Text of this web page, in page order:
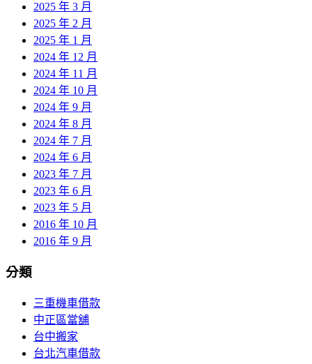
2025 年 3 月
2025 年 2 月
2025 年 1 月
2024 年 12 月
2024 年 11 月
2024 年 10 月
2024 年 9 月
2024 年 8 月
2024 年 7 月
2024 年 6 月
2023 年 7 月
2023 年 6 月
2023 年 5 月
2016 年 10 月
2016 年 9 月
分類
三重機車借款
中正區當舖
台中搬家
台北汽車借款